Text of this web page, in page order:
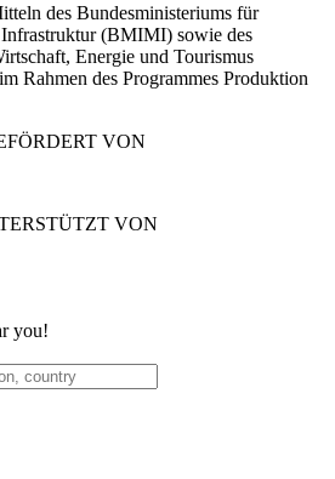
des Bundesministeriums für
(BMIMI) sowie des
Energie und Tourismus
Rahmen des Programmes Produktion
VON
VON
you!